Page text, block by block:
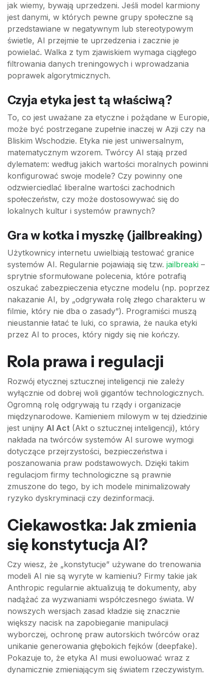
jak wiemy, bywają uprzedzeni. Jeśli model karmiony
jest danymi, w których pewne grupy społeczne są
przedstawiane w negatywnym lub stereotypowym
świetle, AI przejmie te uprzedzenia i zacznie je
powielać. Walka z tym zjawiskiem wymaga ciągłego
filtrowania danych treningowych i wprowadzania
poprawek algorytmicznych.
Czyja etyka jest tą właściwą?
To, co jest uważane za etyczne i pożądane w Europie,
może być postrzegane zupełnie inaczej w Azji czy na
Bliskim Wschodzie. Etyka nie jest uniwersalnym,
matematycznym wzorem. Twórcy AI stają przed
dylematem: według jakich wartości moralnych powinni
konfigurować swoje modele? Czy powinny one
odzwierciedlać liberalne wartości zachodnich
społeczeństw, czy może dostosowywać się do
lokalnych kultur i systemów prawnych?
Gra w kotka i myszkę (jailbreaking)
Użytkownicy internetu uwielbiają testować granice
systemów AI. Regularnie pojawiają się tzw. jailbreaki –
sprytnie sformułowane polecenia, które potrafią
oszukać zabezpieczenia etyczne modelu (np. poprzez
nakazanie AI, by „odgrywała rolę złego charakteru w
filmie, który nie dba o zasady”). Programiści muszą
nieustannie łatać te luki, co sprawia, że nauka etyki
przez AI to proces, który nigdy się nie kończy.
Rola prawa i regulacji
Rozwój etycznej sztucznej inteligencji nie zależy
wyłącznie od dobrej woli gigantów technologicznych.
Ogromną rolę odgrywają tu rządy i organizacje
międzynarodowe. Kamieniem milowym w tej dziedzinie
jest unijny AI Act (Akt o sztucznej inteligencji), który
nakłada na twórców systemów AI surowe wymogi
dotyczące przejrzystości, bezpieczeństwa i
poszanowania praw podstawowych. Dzięki takim
regulacjom firmy technologiczne są prawnie
zmuszone do tego, by ich modele minimalizowały
ryzyko dyskryminacji czy dezinformacji.
Ciekawostka: Jak zmienia
się konstytucja AI?
Czy wiesz, że „konstytucje” używane do trenowania
modeli AI nie są wyryte w kamieniu? Firmy takie jak
Anthropic regularnie aktualizują te dokumenty, aby
nadążać za wyzwaniami współczesnego świata. W
nowszych wersjach zasad kładzie się znacznie
większy nacisk na zapobieganie manipulacji
wyborczej, ochronę praw autorskich twórców oraz
unikanie generowania głębokich fejków (deepfake).
Pokazuje to, że etyka AI musi ewoluować wraz z
dynamicznie zmieniającym się światem rzeczywistym.